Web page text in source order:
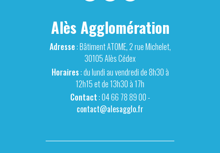
Alès Agglomération
Adresse: Bâtiment ATOME, 2 rue Michelet,
30105 Alès Cédex
Horaires: du lundi au vendredi de 8h30 à
12h15 et de 13h30 à 17h
Contact: 04 66 78 89 00 -
contact@alesagglo.fr